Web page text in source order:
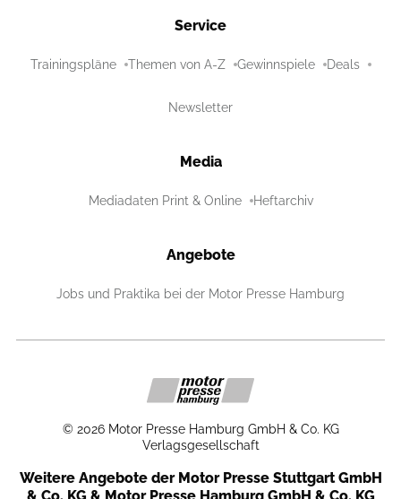
Service
Trainingspläne Themen von A-Z Gewinnspiele Deals
Newsletter
Media
Mediadaten Print & Online Heftarchiv
Angebote
Jobs und Praktika bei der Motor Presse Hamburg
© 2026 Motor Presse Hamburg GmbH & Co. KG
Verlagsgesellschaft
Weitere Angebote der Motor Presse Stuttgart GmbH